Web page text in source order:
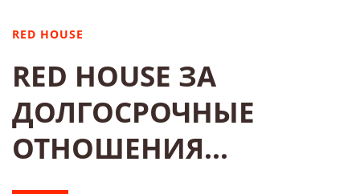
RED HOUSE
RED HOUSE ЗА
ДОЛГОСРОЧНЫЕ
ОТНОШЕНИЯ...